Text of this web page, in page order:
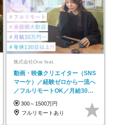
株式会社One feat.
動画・映像クリエイター（SNS
マーケ）／経験ゼロから一流へ
／フルリモートOK／月給30万
円～／年休130日以上
300～1500万円
フルリモートあり